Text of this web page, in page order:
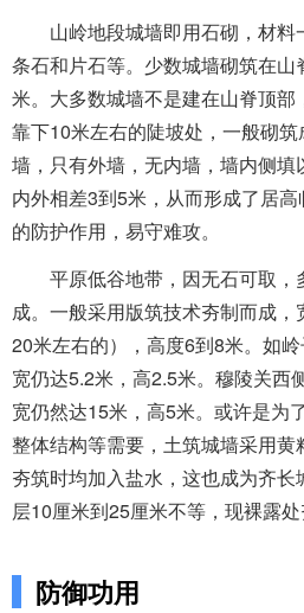
山岭地段城墙即用石砌，材料
条石和片石等。少数城墙砌筑在
米。大多数城墙不是建在山脊顶
靠下10米左右的陡坡处，一般砌
墙，只有外墙，无内墙，墙内侧填
内外相差3到5米，从而形成了居
的防护作用，易守难攻。
平原低谷地带，因无石可取
成。一般采用版筑技术夯制而成
20米左右的），高度6到8米。如
宽仍达5.2米，高2.5米。穆陵关西
宽仍然达15米，高5米。或许是为
整体结构等需要，土筑城墙采用
夯筑时均加入盐水，这也成为齐
层10厘米到25厘米不等，现裸露处
防御功用